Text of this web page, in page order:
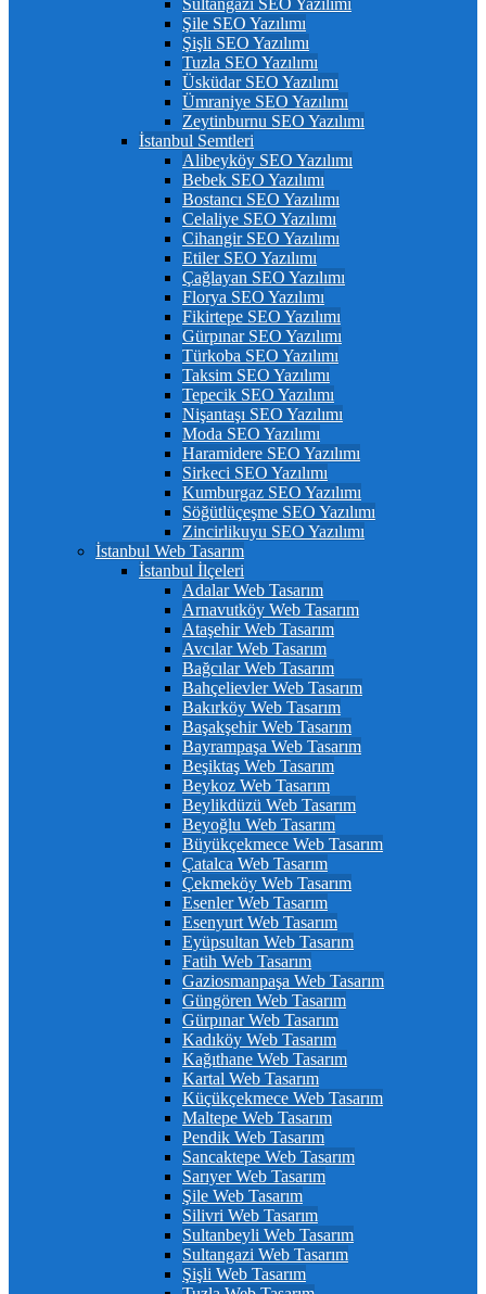
Sultangazi SEO Yazılımı
Şile SEO Yazılımı
Şişli SEO Yazılımı
Tuzla SEO Yazılımı
Üsküdar SEO Yazılımı
Ümraniye SEO Yazılımı
Zeytinburnu SEO Yazılımı
İstanbul Semtleri
Alibeyköy SEO Yazılımı
Bebek SEO Yazılımı
Bostancı SEO Yazılımı
Celaliye SEO Yazılımı
Cihangir SEO Yazılımı
Etiler SEO Yazılımı
Çağlayan SEO Yazılımı
Florya SEO Yazılımı
Fikirtepe SEO Yazılımı
Gürpınar SEO Yazılımı
Türkoba SEO Yazılımı
Taksim SEO Yazılımı
Tepecik SEO Yazılımı
Nişantaşı SEO Yazılımı
Moda SEO Yazılımı
Haramidere SEO Yazılımı
Sirkeci SEO Yazılımı
Kumburgaz SEO Yazılımı
Söğütlüçeşme SEO Yazılımı
Zincirlikuyu SEO Yazılımı
İstanbul Web Tasarım
İstanbul İlçeleri
Adalar Web Tasarım
Arnavutköy Web Tasarım
Ataşehir Web Tasarım
Avcılar Web Tasarım
Bağcılar Web Tasarım
Bahçelievler Web Tasarım
Bakırköy Web Tasarım
Başakşehir Web Tasarım
Bayrampaşa Web Tasarım
Beşiktaş Web Tasarım
Beykoz Web Tasarım
Beylikdüzü Web Tasarım
Beyoğlu Web Tasarım
Büyükçekmece Web Tasarım
Çatalca Web Tasarım
Çekmeköy Web Tasarım
Esenler Web Tasarım
Esenyurt Web Tasarım
Eyüpsultan Web Tasarım
Fatih Web Tasarım
Gaziosmanpaşa Web Tasarım
Güngören Web Tasarım
Gürpınar Web Tasarım
Kadıköy Web Tasarım
Kağıthane Web Tasarım
Kartal Web Tasarım
Küçükçekmece Web Tasarım
Maltepe Web Tasarım
Pendik Web Tasarım
Sancaktepe Web Tasarım
Sarıyer Web Tasarım
Şile Web Tasarım
Silivri Web Tasarım
Sultanbeyli Web Tasarım
Sultangazi Web Tasarım
Şişli Web Tasarım